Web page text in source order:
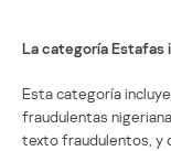
La categoría
Esta categoría
fraudulentas
texto fraudulentos, y